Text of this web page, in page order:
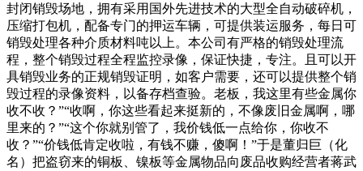
封闭销毁场地，拥有采用国外先进技术的大型全自动破碎机，
压缩打包机，配备专门的押运车辆，可提供装运服务，每日可
销毁处理各种介质材料吨以上。本公司有严格的销毁处理流
程，整个销毁过程全程监控录像，保证快捷，专注。且可以开
具销毁业务的正规销毁证明，如客户需要，还可以提供整个销
毁过程的录像资料，以备存档查验。老板，我这里有些金属你
收不收？”“收啊，你这些看起来挺新的，不像废旧金属啊，哪
里来的？”“这个你就别管了，我价钱低一点给你，你收不
收？”“价钱低肯定收啦，有钱不赚，傻啊！”于是董归巨（化
名）把盗窃来的铜板、镍板等金属物品向废品收购经营者蒋武